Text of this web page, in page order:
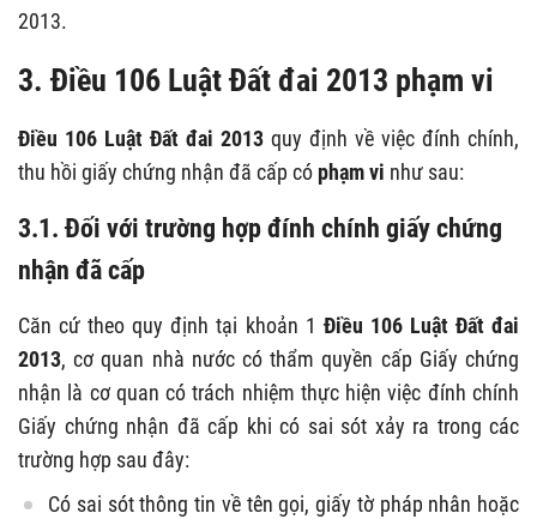
2013.
3. Điều 106 Luật Đất đai 2013 phạm vi
Điều 106 Luật Đất đai 2013 quy định về việc đính chính,
thu hồi giấy chứng nhận đã cấp có phạm vi như sau:
3.1. Đối với trường hợp đính chính giấy chứng
nhận đã cấp
Căn cứ theo quy định tại khoản 1 Điều 106 Luật Đất đai
2013, cơ quan nhà nước có thẩm quyền cấp Giấy chứng
nhận là cơ quan có trách nhiệm thực hiện việc đính chính
Giấy chứng nhận đã cấp khi có sai sót xảy ra trong các
trường hợp sau đây:
Có sai sót thông tin về tên gọi, giấy tờ pháp nhân hoặc